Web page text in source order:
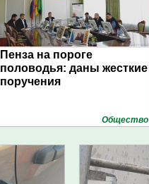
Пенза на пороге
половодья: даны жесткие
поручения
Общество